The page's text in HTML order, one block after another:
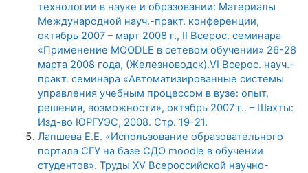
технологии в науке и образовании: Материалы
Международной науч.-практ. конференции,
октябрь 2007 – март 2008 г., II Всерос. семинара
«Применение MOODLE в сетевом обучении» 26-28
марта 2008 года, (Железноводск).VI Всерос. науч.-
практ. семинара «Автоматизированные системы
управления учебным процессом в вузе: опыт,
решения, возможности», октябрь 2007 г.. – Шахты:
Изд-во ЮРГУЭС, 2008. Стр. 19-21.
Лапшева Е.Е. «Использование образовательного
портала СГУ на базе СДО moodle в обучении
студентов». Труды XV Всероссийской научно-